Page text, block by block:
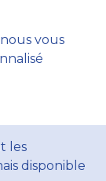
vous
les
disponible